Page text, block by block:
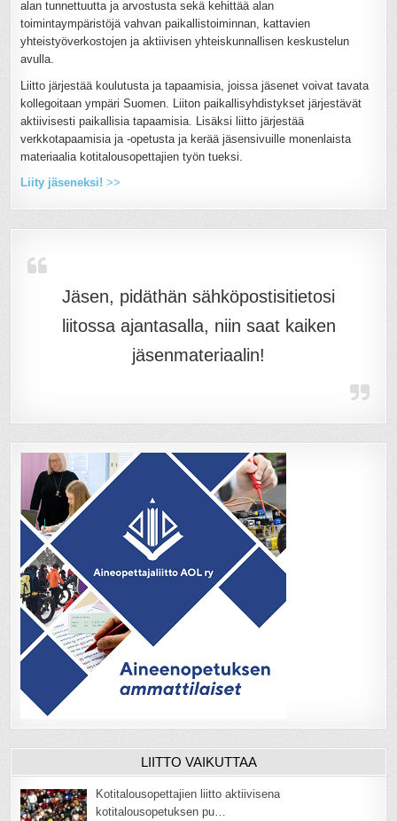
alan tunnettuutta ja arvostusta sekä kehittää alan
toimintaympäristöjä vahvan paikallistoiminnan, kattavien
yhteistyöverkostojen ja aktiivisen yhteiskunnallisen keskustelun
avulla.
Liitto järjestää koulutusta ja tapaamisia, joissa jäsenet voivat tavata
kollegoitaan ympäri Suomen. Liiton paikallisyhdistykset järjestävät
aktiivisesti paikallisia tapaamisia. Lisäksi liitto järjestää
verkkotapaamisia ja -opetusta ja kerää jäsensivuille monenlaista
materiaalia kotitalousopettajien työn tueksi.
Liity jäseneksi! >>
Jäsen, pidäthän sähköpostisitietosi
liitossa ajantasalla, niin saat kaiken
jäsenmateriaalin!
LIITTO VAIKUTTAA
Kotitalousopettajien liitto aktiivisena
kotitalousopetuksen pu…